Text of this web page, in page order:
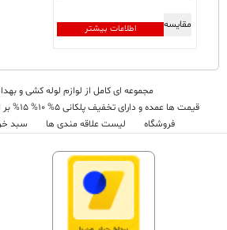
اطلاعات بیشتر مقایسه
مجموعه ای کامل از لوازم لوله کشی و
قیمت ها عمده و دارای تخفیف پلکانی 5% 10% 15% بر اساس تعداد خرید میباشد
فروشگاه
لیست علاقه مندی ها سبد